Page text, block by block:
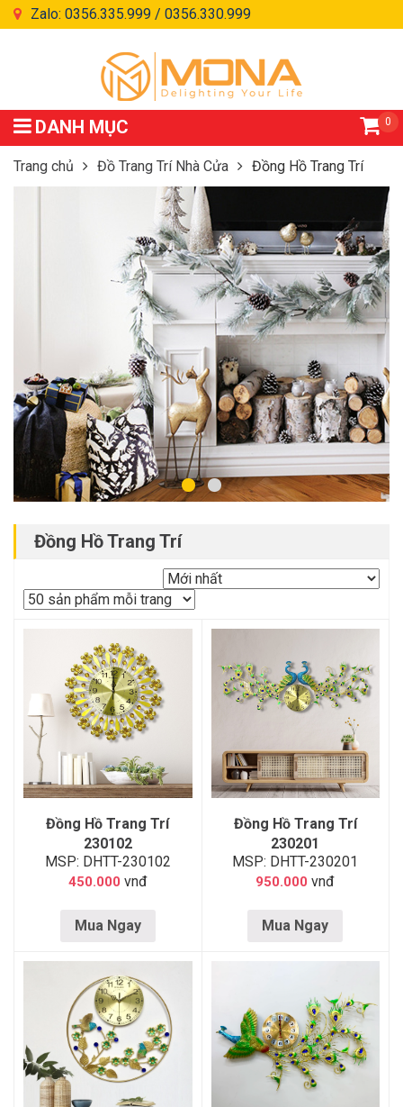
Zalo: 0356.335.999 / 0356.330.999
DANH MỤC 0
Trang chủ Đồ Trang Trí Nhà Cửa Đồng Hồ Trang Trí
Đồng Hồ Trang Trí
Đồng Hồ Trang Trí
230102
MSP: DHTT-230102
450.000 vnđ
Mua Ngay
Đồng Hồ Trang Trí
230201
MSP: DHTT-230201
950.000 vnđ
Mua Ngay